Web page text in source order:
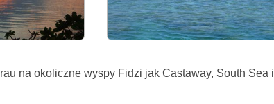
na okoliczne wyspy Fidzi jak Castaway, South Sea i